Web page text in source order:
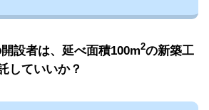
設者は、延べ面積100m2の新築工
していいか？